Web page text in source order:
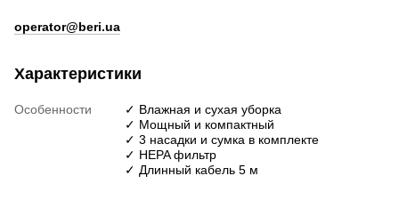
operator@beri.ua
Характеристики
Особенности
✓ Влажная и сухая уборка
✓ Мощный и компактный
✓ 3 насадки и сумка в комплекте
✓ HEPA фильтр
✓ Длинный кабель 5 м